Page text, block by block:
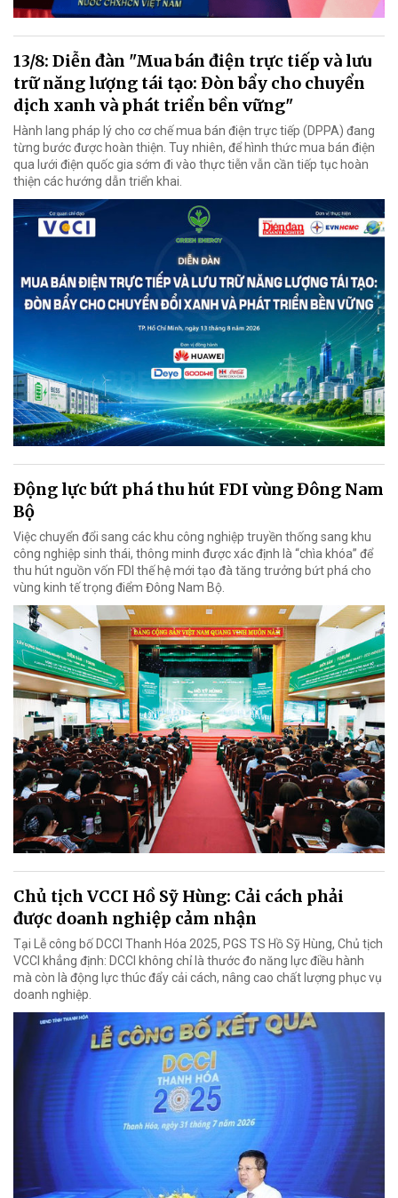
13/8: Diễn đàn "Mua bán điện trực tiếp và lưu
trữ năng lượng tái tạo: Đòn bẩy cho chuyển
dịch xanh và phát triển bền vững"
Hành lang pháp lý cho cơ chế mua bán điện trực tiếp (DPPA) đang
từng bước được hoàn thiện. Tuy nhiên, để hình thức mua bán điện
qua lưới điện quốc gia sớm đi vào thực tiễn vẫn cần tiếp tục hoàn
thiện các hướng dẫn triển khai.
Động lực bứt phá thu hút FDI vùng Đông Nam
Bộ
Việc chuyển đổi sang các khu công nghiệp truyền thống sang khu
công nghiệp sinh thái, thông minh được xác định là “chìa khóa” để
thu hút nguồn vốn FDI thế hệ mới tạo đà tăng trưởng bứt phá cho
vùng kinh tế trọng điểm Đông Nam Bộ.
Chủ tịch VCCI Hồ Sỹ Hùng: Cải cách phải
được doanh nghiệp cảm nhận
Tại Lễ công bố DCCI Thanh Hóa 2025, PGS TS Hồ Sỹ Hùng, Chủ tịch
VCCI khẳng định: DCCI không chỉ là thước đo năng lực điều hành
mà còn là động lực thúc đẩy cải cách, nâng cao chất lượng phục vụ
doanh nghiệp.